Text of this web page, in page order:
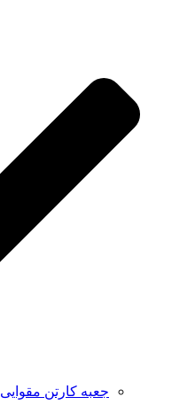
جعبه کارتن مقوایی